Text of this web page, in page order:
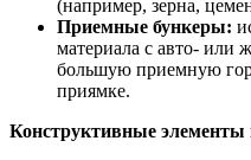
(например, зерна,
Приемные бункеры:
материала с авто- или
большую приемную
приямке.
Конструктивные